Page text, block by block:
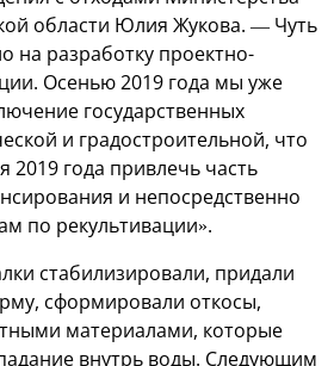
области Юлия Жукова. — Чуть
на разработку проектно-
Осенью 2019 года мы уже
государственных
и градостроительной, что
2019 года привлечь часть
и непосредственно
по рекультивации».
стабилизировали, придали
сформировали откосы,
материалами, которые
внутрь воды. Следующим